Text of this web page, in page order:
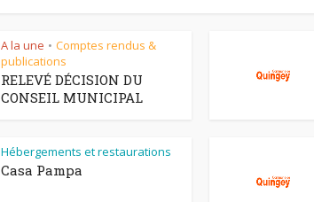
A la une • Comptes rendus &
publications
RELEVÉ DÉCISION DU
CONSEIL MUNICIPAL
Hébergements et restaurations
Casa Pampa